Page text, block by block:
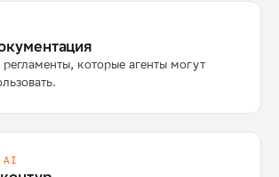
которые агенты могут
AI